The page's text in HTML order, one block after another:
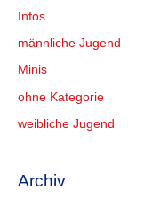
Infos
männliche Jugend
Minis
ohne Kategorie
weibliche Jugend
Archiv